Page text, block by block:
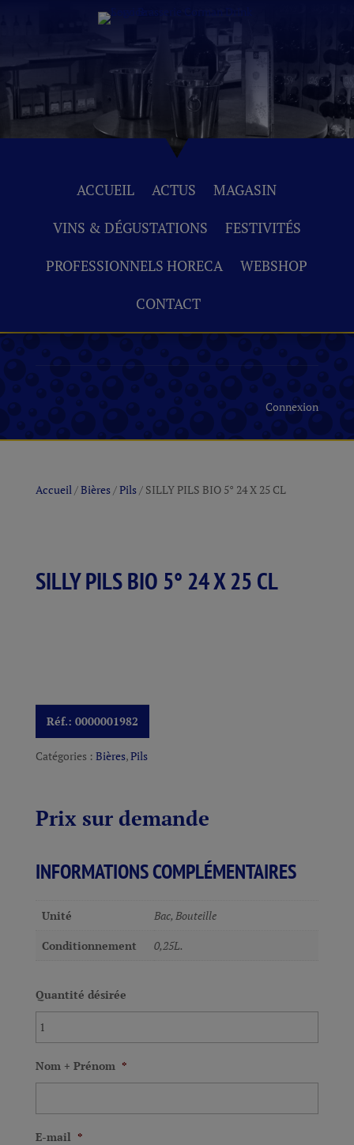
ACCUEIL ACTUS
MAGASIN
VINS & DÉGUSTATIONS
FESTIVITÉS
PROFESSIONNELS HORECA
WEBSHOP
CONTACT
Connexion
Accueil/Bières/Pils/ SILLY PILS BIO 5° 24 X 25 CL
SILLY PILS BIO 5° 24 X 25 CL
Réf.: 0000001982
Catégories : Bières,Pils
Prix sur demande
INFORMATIONS COMPLÉMENTAIRES
Unité
Bac, Bouteille
Conditionnement
0,25L.
Quantité désirée
Nom + Prénom *
E-mail *